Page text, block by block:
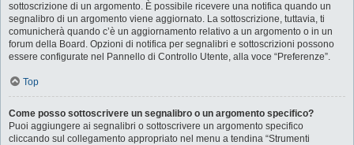
sottoscrizione di un argomento. È possibile ricevere una notifica quando un
segnalibro di un argomento viene aggiornato. La sottoscrizione, tuttavia, ti
comunicherà quando c’è un aggiornamento relativo a un argomento o in un
forum della Board. Opzioni di notifica per segnalibri e sottoscrizioni possono
essere configurate nel Pannello di Controllo Utente, alla voce “Preferenze”.
Top
Come posso sottoscrivere un segnalibro o un argomento specifico?
Puoi aggiungere ai segnalibri o sottoscrivere un argomento specifico
cliccando sul collegamento appropriato nel menu a tendina “Strumenti